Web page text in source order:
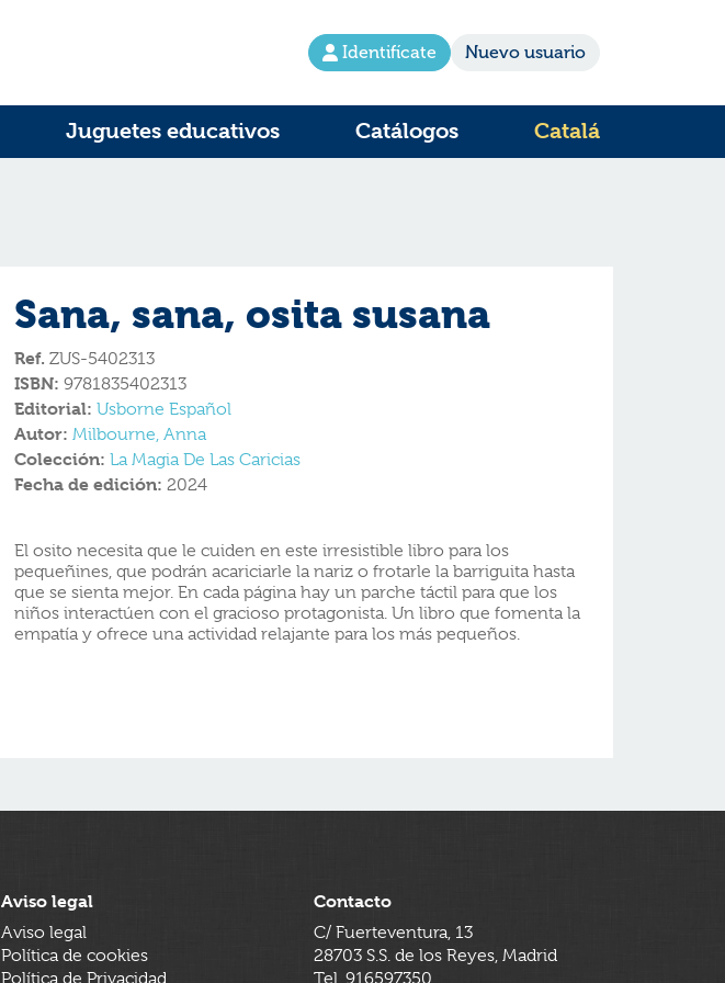
Identifícate Nuevo usuario
Juguetes educativos Catálogos Catalá
Sana, sana, osita susana
Ref. ZUS-5402313
ISBN: 9781835402313
Editorial: Usborne Español
Autor: Milbourne, Anna
Colección: La Magia De Las Caricias
Fecha de edición: 2024
El osito necesita que le cuiden en este irresistible libro para los
pequeñines, que podrán acariciarle la nariz o frotarle la barriguita hasta
que se sienta mejor. En cada página hay un parche táctil para que los
niños interactúen con el gracioso protagonista. Un libro que fomenta la
empatía y ofrece una actividad relajante para los más pequeños.
Aviso legal
Aviso legal
Política de cookies
Política de Privacidad
Contacto
C/ Fuerteventura, 13
28703 S.S. de los Reyes, Madrid
Tel. 916597350